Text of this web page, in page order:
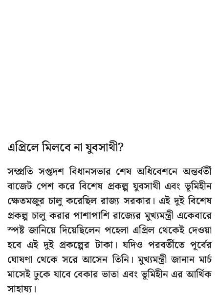
এপ্রিলে মিলবে না যুবসাথী?
সম্প্রতি সপ্তদশ বিধানসভার শেষ অধিবেশনে অন্তর্বর্তী
বাজেট পেশ করে বিশেষ প্রকল্প যুবসাথী এবং ভূমিহীন
ক্ষেতমজুর চালু করেছিল রাজ্য সরকার। এই দুই বিশেষ
প্রকল্প চালু করার পাশাপাশি রাজ্যের মুখ্যমন্ত্রী একেবারে
স্পষ্ট জানিয়ে দিয়েছিলেন পহেলা এপ্রিল থেকেই দেওয়া
হবে এই দুই প্রকল্পের টাকা। যদিও পরবর্তীতে পূর্বের
ঘোষণা থেকে সরে আসেন তিনি। মুখ্যমন্ত্রী জানান মার্চ
মাসেই ঢুকে যাবে বেকার ভাতা এবং ভূমিহীন এর আর্থিক
সাহায্য।